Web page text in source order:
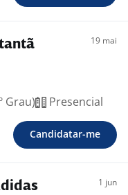
19 mai
Grau) Presencial
Candidatar-me
1 jun